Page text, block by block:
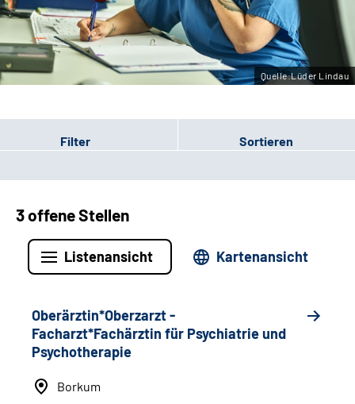
Leichte Sprache
Gebärdensprache
Quelle:Lüder Lindau
Filter Sortieren
3 offene Stellen
Listenansicht Kartenansicht
Oberärztin*Oberzarzt -
Facharzt*Fachärztin für Psychiatrie und
Psychotherapie
Borkum